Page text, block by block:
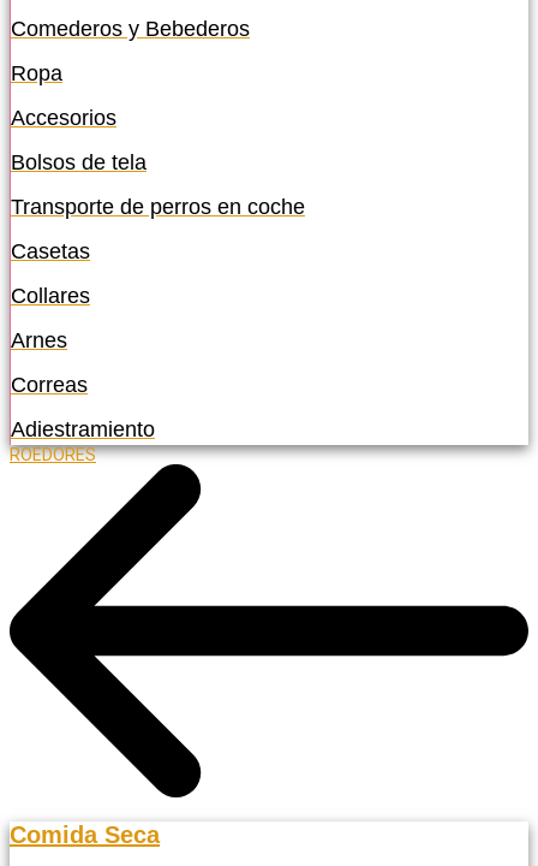
Comederos y Bebederos
Ropa
Accesorios
Bolsos de tela
Transporte de perros en coche
Casetas
Collares
Arnes
Correas
Adiestramiento
ROEDORES
Comida Seca